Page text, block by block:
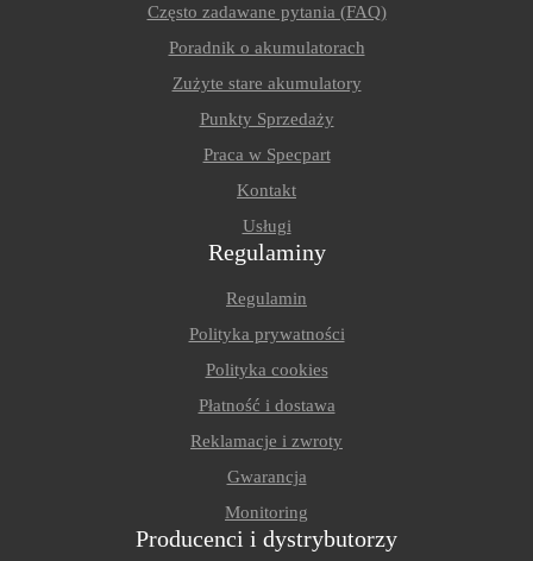
Często zadawane pytania (FAQ)
Poradnik o akumulatorach
Zużyte stare akumulatory
Punkty Sprzedaży
Praca w Specpart
Kontakt
Usługi
Regulaminy
Regulamin
Polityka prywatności
Polityka cookies
Płatność i dostawa
Reklamacje i zwroty
Gwarancja
Monitoring
Producenci i dystrybutorzy